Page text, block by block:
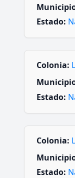
Estado:
Colonia:
Estado:
Colonia:
Estado: